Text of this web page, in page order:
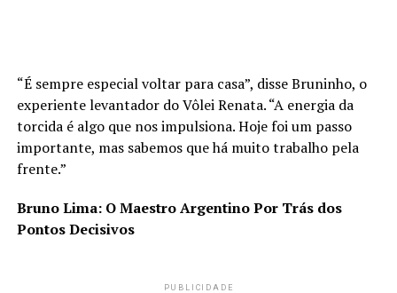
“É sempre especial voltar para casa”, disse Bruninho, o
experiente levantador do Vôlei Renata. “A energia da
torcida é algo que nos impulsiona. Hoje foi um passo
importante, mas sabemos que há muito trabalho pela
frente.”
Bruno Lima: O Maestro Argentino Por Trás dos
Pontos Decisivos
PUBLICIDADE